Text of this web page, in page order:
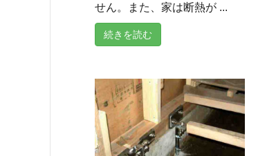
せん。また、家は断熱が ...
続きを読む